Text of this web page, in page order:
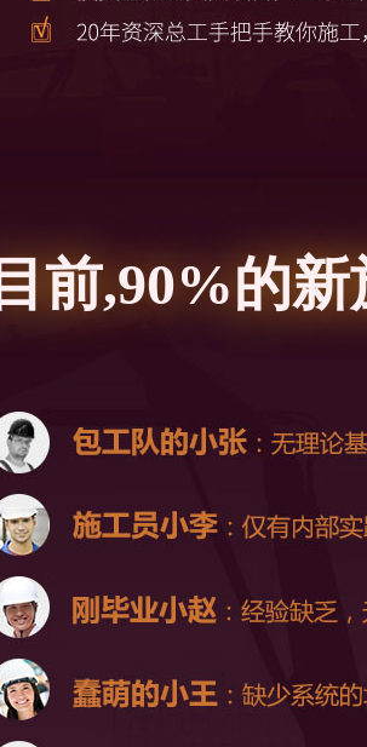
目前,90%的